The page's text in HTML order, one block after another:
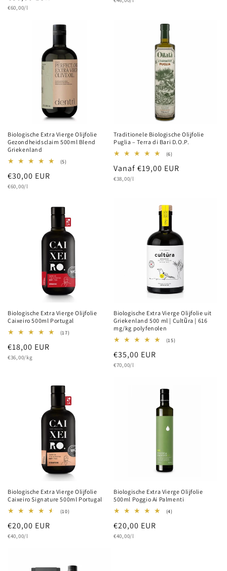
prijs
Eenheidsprijs
€60,00/l
Biologische Extra Vierge Olijfolie
Gezondheidsclaim 500ml Blend
Griekenland
(5)5
Normale
prijs
€30,00 EUR
Eenheidsprijs
€60,00/l
Traditionele Biologische Olijfolie
Puglia – Terra di Bari D.O.P.
(6)6
aantal
Normale
prijs
Vanaf €19,00 EUR
Eenheidsprijs
€38,00/l
Biologische Extra Vierge Olijfolie
Caixeiro 500ml Portugal
(17)17
Normale
prijs
€18,00 EUR
Eenheidsprijs
€36,00/kg
Biologische Extra Vierge Olijfolie uit
Griekenland 500 ml | Cultũra | 616
mg/kg polyfenolen
(15)15
Normale
prijs
€35,00 EUR
Eenheidsprijs
€70,00/l
Biologische Extra Vierge Olijfolie
Caixeiro Signature 500ml Portugal
(10)10
Normale
prijs
€20,00 EUR
Eenheidsprijs
€40,00/l
Biologische Extra Vierge Olijfolie
500ml Poggio Ai Palmenti
(4)4
Normale
prijs
€20,00 EUR
Eenheidsprijs
€40,00/l